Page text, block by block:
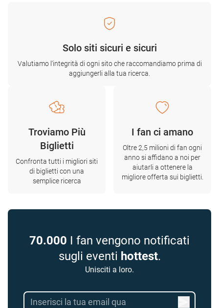
Solo siti sicuri e sicuri
Valutiamo l'integrità di ogni sito che raccomandiamo prima di
aggiungerli alla tua ricerca.
Troviamo Più
Biglietti
Confronta tutti i migliori siti
di biglietti con una
semplice ricerca
I fan ci amano
Oltre 2,5 milioni di fan ogni
anno si affidano a noi per
aiutarli a ottenere la
migliore offerta sui biglietti.
70.000 I fan vengono notificati
sugli eventi hottest.
Unisciti a loro.